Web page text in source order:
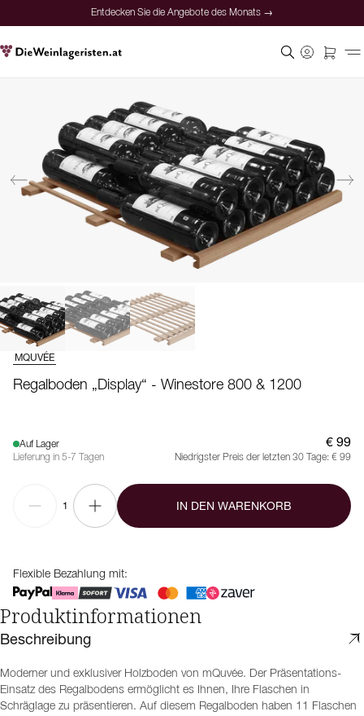
Entdecken Sie die Angebote des Monats →
MQUVÉE
Regalboden „Display“ - Winestore 800 & 1200
Auf Lager
Lieferung in 5-7 Tagen
€ 99
Niedrigster Preis der letzten 30 Tage: € 99
1 IN DEN WARENKORB
Flexible Bezahlung mit:
Produktinformationen
Beschreibung
Moderner und exklusiver Holzboden von mQuvée. Der Präsentations-
Einsatz des Regalbodens ermöglicht es Ihnen, Ihre Flaschen in
Schräglage zu präsentieren. Auf diesem Regalboden haben 11 Flaschen